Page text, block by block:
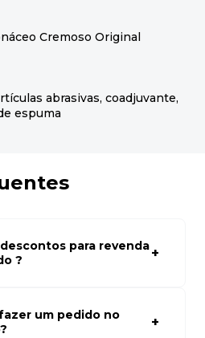
Cremoso Original
abrasivas, coadjuvante,
espuma
para revenda
?
com os melhores preços
um pedido no